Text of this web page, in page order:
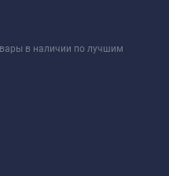
в наличии по лучшим